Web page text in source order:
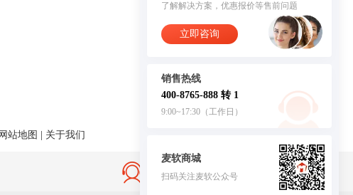
了解解决方案，优惠报价等售前问题
立即咨询
销售热线
400-8765-888 转 1
9:00~17:30（工作日）
麦软商城
扫码关注麦软公众号
客服
网站地图 关于我们
售后无忧·服务保障